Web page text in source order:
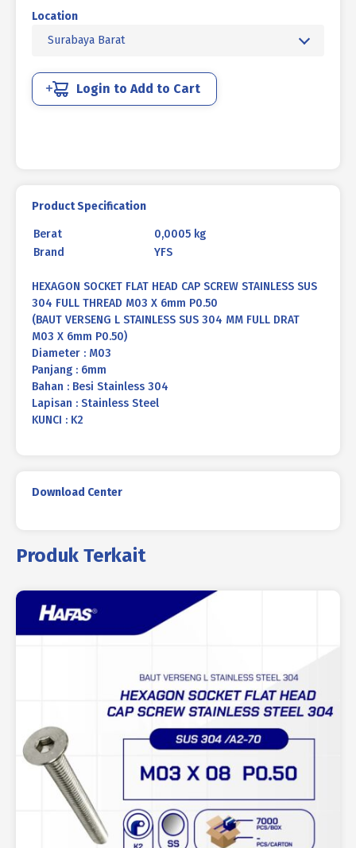
L
STAINLESS
MM
FULL
Location
Surabaya Barat
Login to Add to Cart
Product Specification
Berat
0,0005 kg
Brand
YFS
HEXAGON SOCKET FLAT HEAD CAP SCREW STAINLESS SUS
304 FULL THREAD M03 X 6mm P0.50
(BAUT VERSENG L STAINLESS SUS 304 MM FULL DRAT
M03 X 6mm P0.50)
Diameter : M03
Panjang : 6mm
Bahan : Besi Stainless 304
Lapisan : Stainless Steel
KUNCI : K2
Download Center
Produk Terkait